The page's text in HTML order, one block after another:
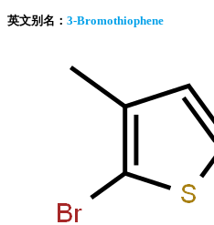
英文别名： 3-Bromothiophene